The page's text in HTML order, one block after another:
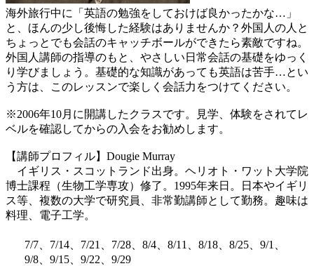
海外旅行中に「英語の勉強をしておけば良かったかな…」
と、ほんの少し後悔した経験はありませんか？外国人の人と
ちょっとでも会話のキャッチボールができたら素敵ですね。
外国人講師の指導のもと、やさしい日常会話の基礎をゆっく
り学びましょう。基礎的な知識があっても英語は苦手…とい
う方は、このレッスンで楽しく会話力をつけてください。
※2006年10月に開講したクラスです。見学、体験をされてレ
ベルを確認してからの入会をお勧めします。
【講師プロフィル】Dougie Murray
イギリス・スコットランド出身。ヘリオト・ワット大学院
博士課程（生物工学専攻）修了。1995年来日。日本やイギリ
ス等、複数の大学で研究員、非常勤講師として勤務。趣味は
料理、電子工学。
7/7、7/14、7/21、7/28、8/4、8/11、8/18、8/25、9/1、
9/8、9/15、9/22、9/29